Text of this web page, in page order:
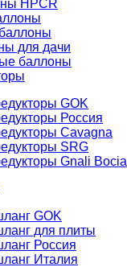
HPCR
для дачи
баллоны
GOK
Россия
Cavagna
SRG
Gnali Bocia
GOK
для плиты
Россия
Италия